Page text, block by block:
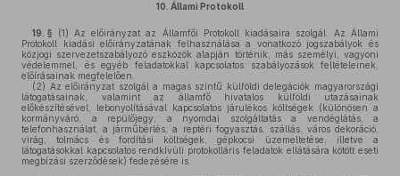
10. Állami Protokoll
19. § (1) Az előirányzat az Államfői Protokoll kiadásaira szolgál. Az Állami
Protokoll kiadási előirányzatának felhasználása a vonatkozó jogszabályok és
közjogi szervezetszabályozó eszközök alapján történik, más személyi, vagyoni
védelemmel, és egyéb feladatokkal kapcsolatos szabályozások feltételeinek,
előírásainak megfelelően.
(2) Az előirányzat szolgál a magas szintű külföldi delegációk magyarországi
látogatásainak, valamint az államfő hivatalos külföldi utazásainak
előkészítésével, lebonyolításával kapcsolatos járulékos költségek (különösen a
kormányváró, a repülőjegy, a nyomdai szolgáltatás a vendéglátás, a
telefonhasználat, a járműbérlés, a reptéri fogyasztás, szállás, város dekoráció,
virág, tolmács és fordítási költségek, gépkocsi üzemeltetése, illetve a
látogatásokkal kapcsolatos rendkívüli protokolláris feladatok ellátására kötött eseti
megbízási szerződések) fedezésére is.